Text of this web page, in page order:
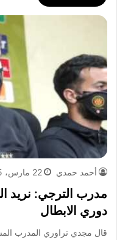
أحمد حمدي 22 مارس، 2025
مدرب الترجي: نريد
دوري الابطال
قال مجدي تراوري المدرب